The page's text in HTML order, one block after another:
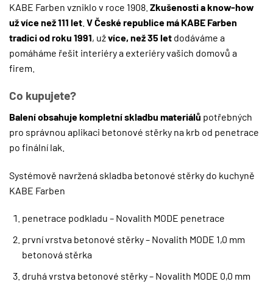
KABE Farben vzniklo v roce 1908. Zkušenosti a know-how
už více než 111 let V České republice má KABE Farben
tradici od roku 1991, užvíce, než 35 let dodáváme a
pomáháme řešit interiéry a exteriéry vašich domovů a
firem.
Co kupujete?
Balení obsahuje kompletní skladbu materiálů potřebných
pro správnou aplikaci betonové stěrky na krb od penetrace
po finální lak.
Systémově navržená skladba betonové stěrky do kuchyně
KABE Farben
penetrace podkladu – Novalith MODE penetrace
první vrstva betonové stěrky – Novalith MODE 1,0 mm
betonová stěrka
druhá vrstva betonové stěrky – Novalith MODE 0,0 mm